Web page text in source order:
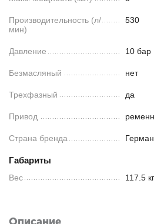
Производительность (л/
мин)
530
Давление 10 бар
Безмасляный нет
Трехфазный да
Привод
Страна бренда
Габариты
Вес 117.5 кг